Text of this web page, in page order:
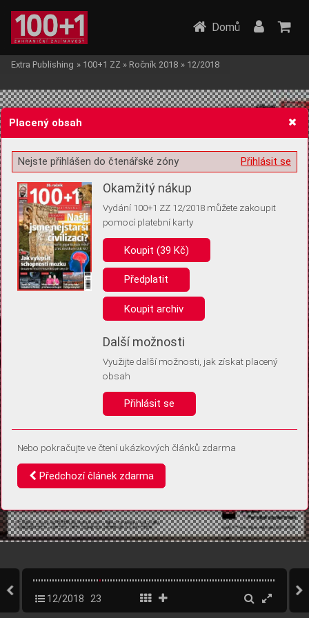
Žádost o souhlas s ukládáním volitelných informací
Pro základní fungování webu nepotřebujeme ukládat žádné informace
(tzv. cookies apod.). Rádi bychom vás ale požádali o souhlas s
uložením volitelných informací:
Anonymní unikátní ID
Díky němu příště poznáme, že se jedná o stejné zařízení, a
Identifikátor je zcela anonymní.
Vaše souhlasy a odmítnutí si ukládáme do vašeho zařízení, abychom se
vás už příště znovu neptali. Můžete je kdykoli později upravit ve Správě
Domů
Extra Publishing » 100+1 ZZ » Ročník 2018 » 12/2018
12/2018 23
Placený obsah
Přihlásit se
Nejste přihlášen do čtenářské zóny
Okamžitý nákup
Vydání 100+1 ZZ 12/2018 můžete zakoupit
pomocí platební karty
Koupit (39 Kč)
Předplatit
Koupit archiv
Další možnosti
Využijte další možnosti, jak získat placený
obsah
Přihlásit se
Nebo pokračujte ve čtení ukázkových článků zdarma
Předchozí článek zdarma